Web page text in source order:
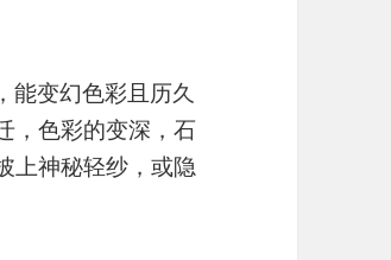
能变幻色彩且历久
，色彩的变深，石
上神秘轻纱，或隐